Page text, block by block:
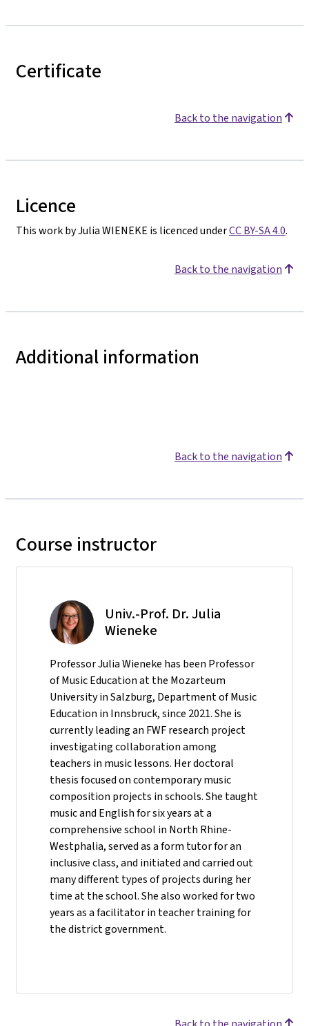
Certificate
Back to the navigation
Licence
This work by Julia WIENEKE is licenced underCC BY-SA 4.0.
Back to the navigation
Additional information
Back to the navigation
Course instructor
Univ.-Prof. Dr. Julia
Wieneke
Professor Julia Wieneke has been Professor
of Music Education at the Mozarteum
University in Salzburg, Department of Music
Education in Innsbruck, since 2021. She is
currently leading an FWF research project
investigating collaboration among
teachers in music lessons. Her doctoral
thesis focused on contemporary music
composition projects in schools. She taught
music and English for six years at a
comprehensive school in North Rhine-
Westphalia, served as a form tutor for an
inclusive class, and initiated and carried out
many different types of projects during her
time at the school. She also worked for two
years as a facilitator in teacher training for
the district government.